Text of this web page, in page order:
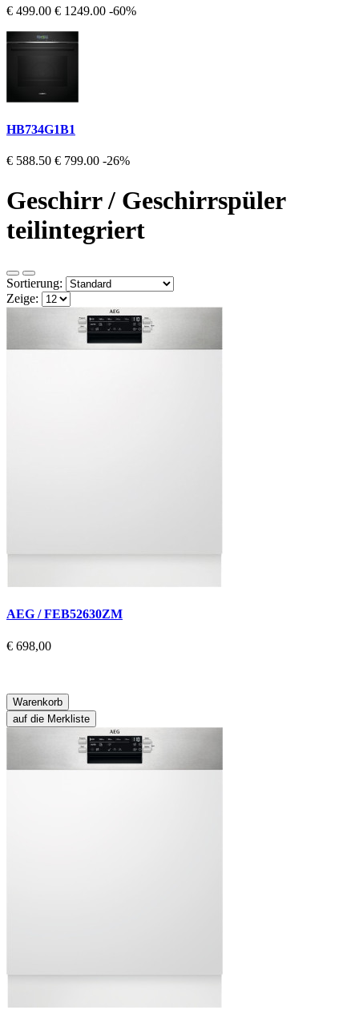
€ 499.00 € 1249.00 -60%
HB734G1B1
€ 588.50 € 799.00 -26%
Geschirr / Geschirrspüler
teilintegriert
Sortierung:
Zeige:
AEG / FEB52630ZM
€ 698,00
Warenkorb
auf die Merkliste